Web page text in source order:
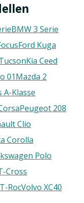
BMW 3 Serie
Ford Kuga
Kia Ceed
01Mazda 2
A-Klasse
Peugeot 208
Clio
Corolla
Polo
Cross
RocVolvo XC40